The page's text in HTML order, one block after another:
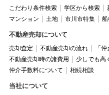
こだわり条件検索 学区から検索
マンション
土地 市川市特集
不動産売却について
売却査定 不動産売却の流れ
「
不動産売却時の諸費用
少しでも高
仲介手数料について
相続相談
当社について